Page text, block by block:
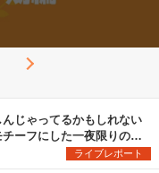
じゃってるかもしれない
ーフにした一夜限りのス
ポート
ライブレポート